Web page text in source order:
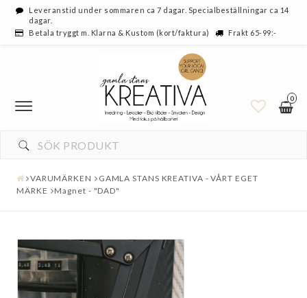
Leveranstid under sommaren ca 7 dagar. Specialbeställningar ca 14
dagar.
Betala tryggt m. Klarna & Kustom (kort/faktura)
Frakt 65-99:-
0
VARUMÄRKEN
GAMLA STANS KREATIVA - VÅRT EGET
MÄRKE
Magnet - "DAD"